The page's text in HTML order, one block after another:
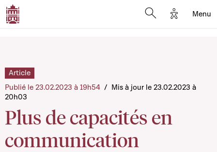
Options
Menu
Plus de capacités en
communication
Article
Publié le 23.02.2023 à 19h54 / Mis à jour le 23.02.2023 à
20h03